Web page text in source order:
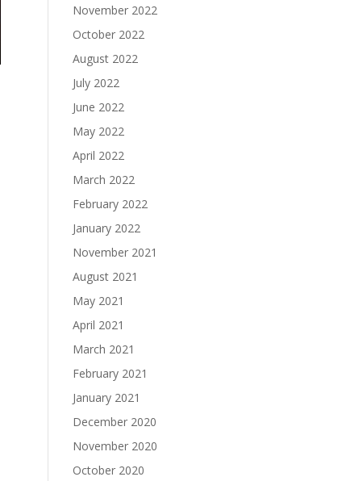
November 2022
October 2022
August 2022
July 2022
June 2022
May 2022
April 2022
March 2022
February 2022
January 2022
November 2021
August 2021
May 2021
April 2021
March 2021
February 2021
January 2021
December 2020
November 2020
October 2020